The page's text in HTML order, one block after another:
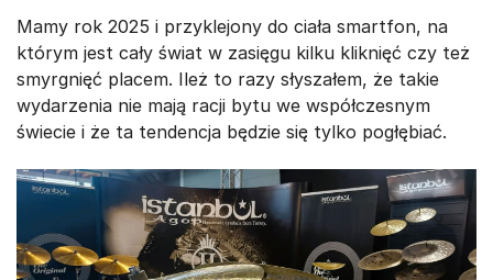
Mamy rok 2025 i przyklejony do ciała smartfon, na
którym jest cały świat w zasięgu kilku kliknięć czy też
smyrgnięć placem. Ileż to razy słyszałem, że takie
wydarzenia nie mają racji bytu we współczesnym
świecie i że ta tendencja będzie się tylko pogłębiać.